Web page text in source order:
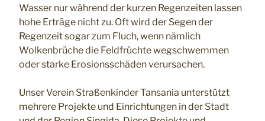
Wasser nur während der kurzen Regenzeiten lassen
hohe Erträge nicht zu. Oft wird der Segen der
Regenzeit sogar zum Fluch, wenn nämlich
Wolkenbrüche die Feldfrüchte wegschwemmen
oder starke Erosionsschäden verursachen.
Unser Verein Straßenkinder Tansania unterstützt
mehrere Projekte und Einrichtungen in der Stadt